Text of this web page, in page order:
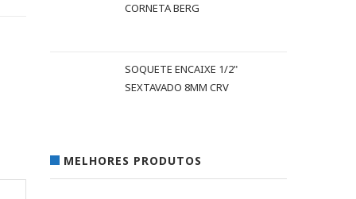
CORNETA BERG
SOQUETE ENCAIXE 1/2"
SEXTAVADO 8MM CRV
MELHORES PRODUTOS